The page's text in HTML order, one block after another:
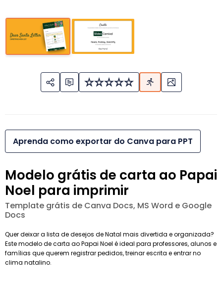
Aprenda como exportar do Canva para PPT
Modelo grátis de carta ao Papai
Noel para imprimir
Template grátis de Canva Docs, MS Word e Google
Docs
Quer deixar a lista de desejos de Natal mais divertida e organizada?
Este modelo de carta ao Papai Noel é ideal para professores, alunos e
famílias que querem registrar pedidos, treinar escrita e entrar no
clima natalino.